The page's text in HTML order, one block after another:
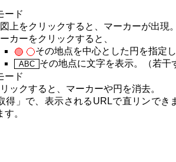
ード
上をクリックすると、マーカーが出現。
カーをクリックすると、
その地点を中心とした円を指定
ABC その地点に文字を表示。（若干
ード
ックすると、マーカーや円を消去。
得」で、表示されるURLで直リンでき
。